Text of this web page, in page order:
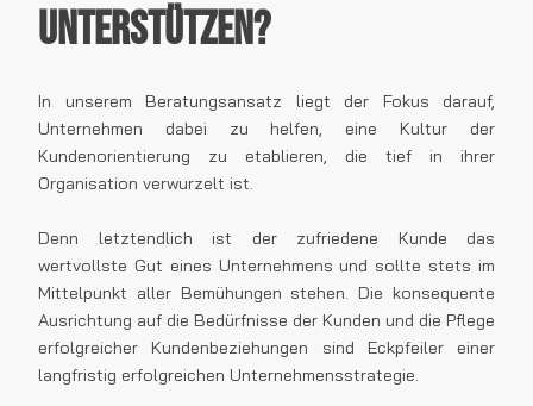
unterstützen?
In unserem Beratungsansatz liegt der Fokus darauf,
Unternehmen dabei zu helfen, eine Kultur der
Kundenorientierung zu etablieren, die tief in ihrer
Organisation verwurzelt ist.
Denn letztendlich ist der zufriedene Kunde das
wertvollste Gut eines Unternehmens und sollte stets im
Mittelpunkt aller Bemühungen stehen. Die konsequente
Ausrichtung auf die Bedürfnisse der Kunden und die Pflege
erfolgreicher Kundenbeziehungen sind Eckpfeiler einer
langfristig erfolgreichen Unternehmensstrategie.